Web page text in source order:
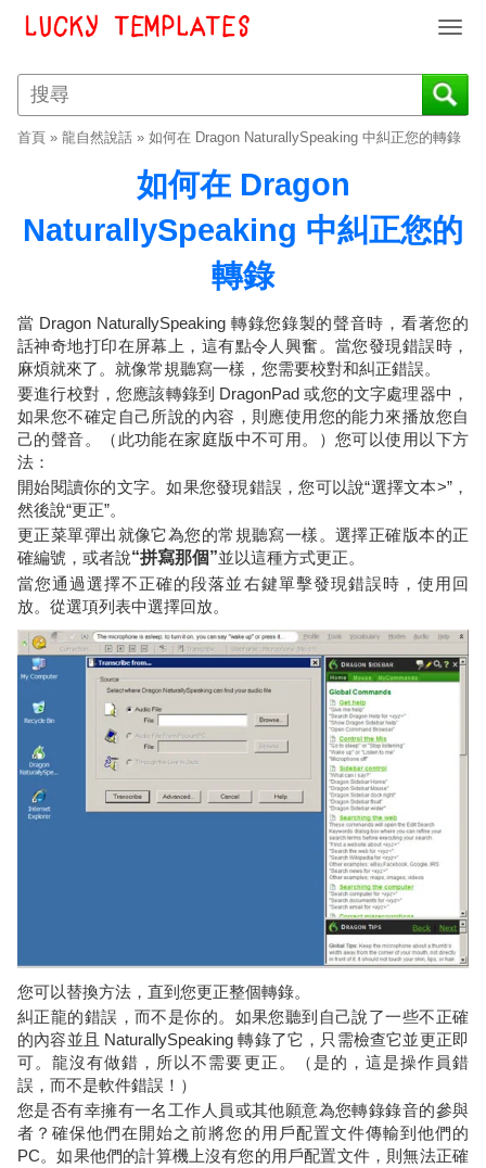
T
g
g
e
v
t
i
n
首頁 » 龍自然說話 » 如何在 Dragon NaturallySpeaking 中糾正您的轉錄
如何在 Dragon
NaturallySpeaking 中糾正您的
轉錄
當 Dragon NaturallySpeaking 轉錄您錄製的聲音時，看著您的
話神奇地打印在屏幕上，這有點令人興奮。當您發現錯誤時，
麻煩就來了。就像常規聽寫一樣，您需要校對和糾正錯誤。
要進行校對，您應該轉錄到 DragonPad 或您的文字處理器中，
如果您不確定自己所說的內容，則應使用您的能力來播放您自
己的聲音。（此功能在家庭版中不可用。）您可以使用以下方
法：
開始閱讀你的文字。如果您發現錯誤，您可以說“選擇文本>”，
然後說“更正”。
更正菜單彈出就像它為您的常規聽寫一樣。選擇正確版本的正
確編號，或者說“拼寫那個”並以這種方式更正。
當您通過選擇不正確的段落並右鍵單擊發現錯誤時，使用回
放。從選項列表中選擇回放。
您可以替換方法，直到您更正整個轉錄。
糾正龍的錯誤，而不是你的。如果您聽到自己說了一些不正確
的內容並且 NaturallySpeaking 轉錄了它，只需檢查它並更正即
可。龍沒有做錯，所以不需要更正。（是的，這是操作員錯
誤，而不是軟件錯誤！）
您是否有幸擁有一名工作人員或其他願意為您轉錄錄音的參與
者？確保他們在開始之前將您的用戶配置文件傳輸到他們的
PC。如果他們的計算機上沒有您的用戶配置文件，則無法正確